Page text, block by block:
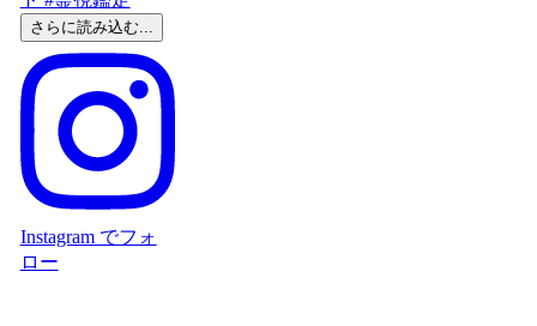
さらに読み込む...
Instagram でフォ
ロー